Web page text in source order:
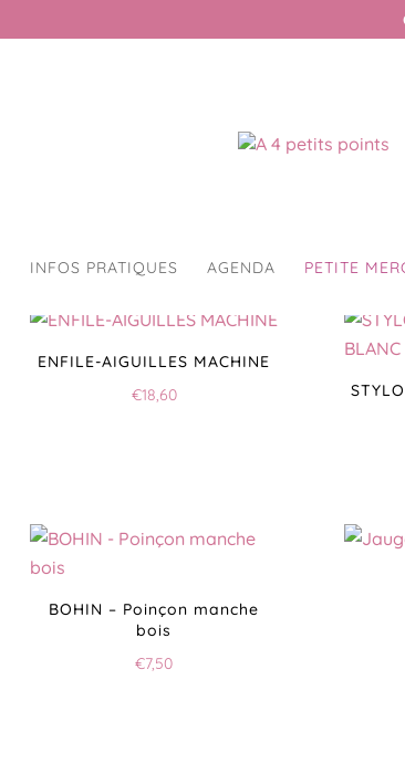
INFOS PRATIQUES AGENDA PETITE
ENFILE-AIGUILLES MACHINE
€18,60
BOHIN – Poinçon manche
bois
€7,50